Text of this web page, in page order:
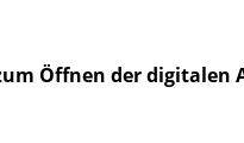
Öffnen der digitalen